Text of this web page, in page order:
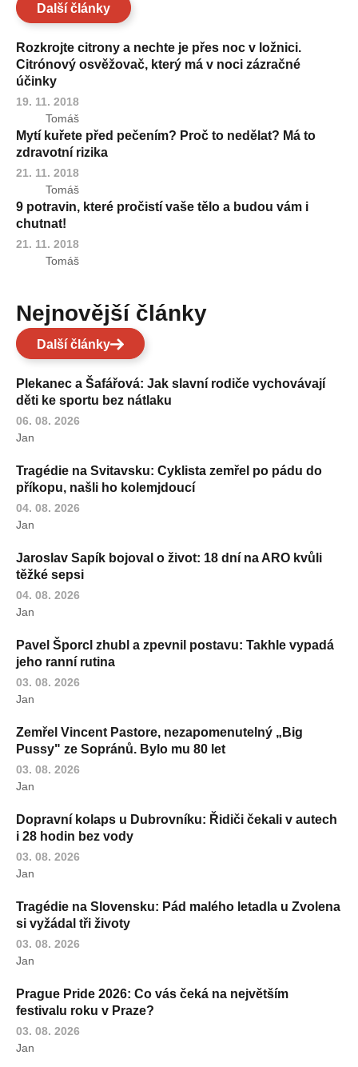
Další články
Rozkrojte citrony a nechte je přes noc v ložnici.
Citrónový osvěžovač, který má v noci zázračné
účinky
19. 11. 2018
Tomáš
Mytí kuřete před pečením? Proč to nedělat? Má to
zdravotní rizika
21. 11. 2018
Tomáš
9 potravin, které pročistí vaše tělo a budou vám i
chutnat!
21. 11. 2018
Tomáš
Nejnovější články
Další články
Plekanec a Šafářová: Jak slavní rodiče vychovávají
děti ke sportu bez nátlaku
06. 08. 2026
Jan
Tragédie na Svitavsku: Cyklista zemřel po pádu do
příkopu, našli ho kolemjdoucí
04. 08. 2026
Jan
Jaroslav Sapík bojoval o život: 18 dní na ARO kvůli
těžké sepsi
04. 08. 2026
Jan
Pavel Šporcl zhubl a zpevnil postavu: Takhle vypadá
jeho ranní rutina
03. 08. 2026
Jan
Zemřel Vincent Pastore, nezapomenutelný „Big
Pussy" ze Sopránů. Bylo mu 80 let
03. 08. 2026
Jan
Dopravní kolaps u Dubrovníku: Řidiči čekali v autech
i 28 hodin bez vody
03. 08. 2026
Jan
Tragédie na Slovensku: Pád malého letadla u Zvolena
si vyžádal tři životy
03. 08. 2026
Jan
Prague Pride 2026: Co vás čeká na největším
festivalu roku v Praze?
03. 08. 2026
Jan